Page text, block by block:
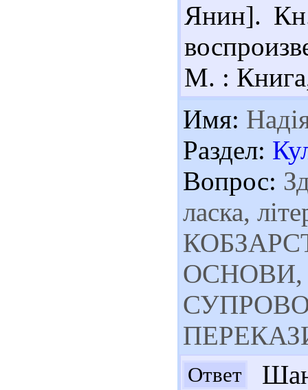
Янин].
М. :
Имя:
Раздел:
Вопрос:
ласка,
ОСНОВИ,
Ответ